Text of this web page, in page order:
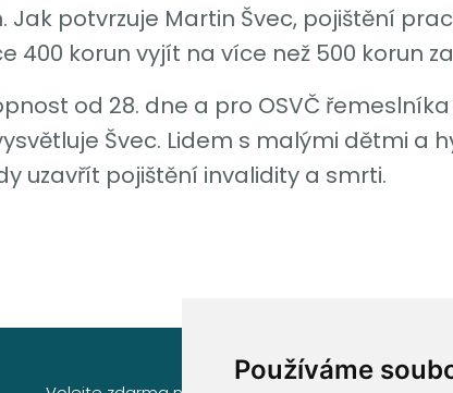
Používáme
potvrzuje Martin Švec, pojištění
korun vyjít na více než 500 korun
od 28. dne a pro OSVČ
Švec. Lidem s malými dětmi a
uzavřít pojištění invalidity a smrti.